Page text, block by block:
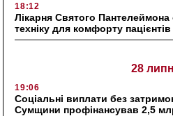
18:12
Лікарня Святого
техніку для комфорту пацієнтів
28
19:06
Соціальні виплати без
Сумщини профінансував 2,5